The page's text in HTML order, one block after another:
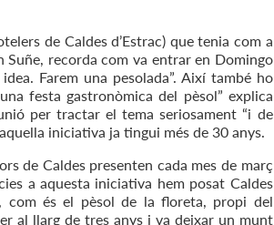
de Caldes d’Estrac) que tenia com a
Suñe, recorda com va entrar en Domingo
Farem una pesolada”. Així també ho
festa gastronòmica del pèsol” explica
per tractar el tema seriosament “i de
iniciativa ja tingui més de 30 anys.
de Caldes presenten cada mes de març
a aquesta iniciativa hem posat Caldes
com és el pèsol de la floreta, propi del
al llarg de tres anys i va deixar un munt